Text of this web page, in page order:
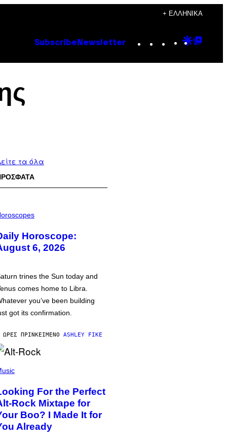
+ ΕΛΛΗΝΙΚΆ
Subscribe Newsletter Instagram
TikTok
YouTube
Google
τα όλα
Horoscope:
6, 2026
trines the Sun today and
comes home to Libra.
you’ve been building
got its confirmation.
ΏΡΕΣ ΠΡΙΝΚΕΊΜΕΝΟ ASHLEY FIKE
For the Perfect
Rock Mixtape for
Boo? I Made It for
Already